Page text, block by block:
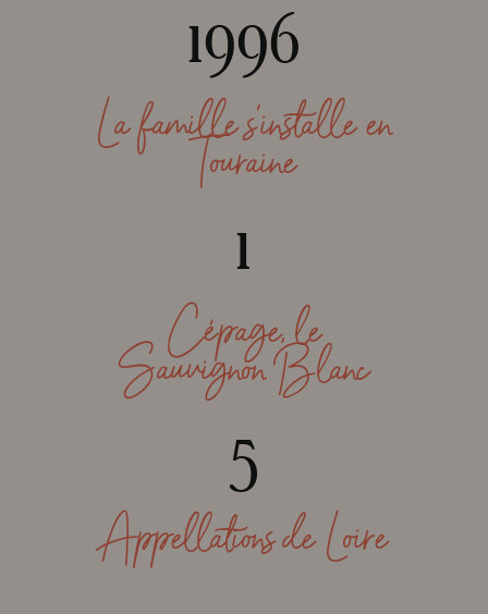
1996
La famille s’installe en
Touraine
1
Cépage, le
Sauvignon Blanc
5
Appellations de Loire